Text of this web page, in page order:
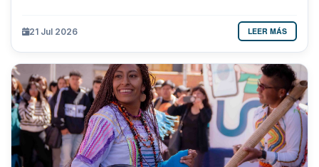
21 Jul 2026 LEER MÁS